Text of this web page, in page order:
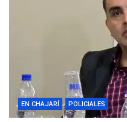
EN CHAJARÍ POLICIALES